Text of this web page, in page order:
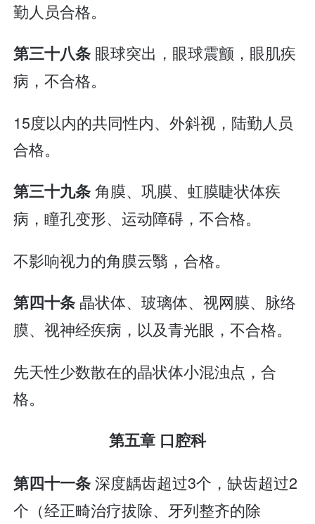
勤人员合格。
第三十八条 眼球突出，眼球震颤，眼肌疾
病，不合格。
15度以内的共同性内、外斜视，陆勤人员
合格。
第三十九条角膜、巩膜、虹膜睫状体疾
病，瞳孔变形、运动障碍，不合格。
不影响视力的角膜云翳，合格。
第四十条 晶状体、玻璃体、视网膜、脉络
膜、视神经疾病，以及青光眼，不合格。
先天性少数散在的晶状体小混浊点，合
格。
第五章 口腔科
第四十一条深度龋齿超过3个，缺齿超过2
个（经正畸治疗拔除、牙列整齐的除